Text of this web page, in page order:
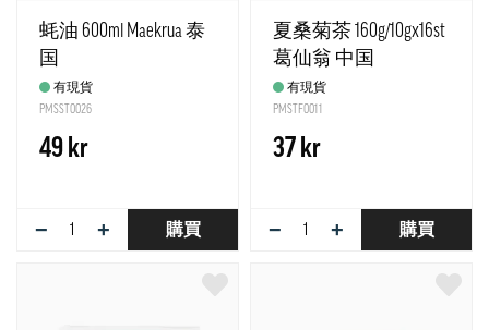
蚝油 600ml Maekrua 泰
国
有現貨
PMSST0026
49 kr
− + 購買
夏桑菊茶 160g/10gx16st
葛仙翁 中国
有現貨
PMSTF0011
37 kr
− + 購買